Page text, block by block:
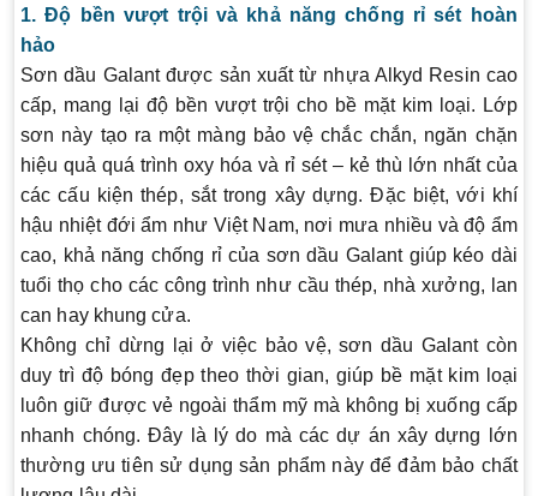
1. Độ bền vượt trội và khả năng chống rỉ sét hoàn
hảo
Sơn dầu Galant được sản xuất từ nhựa Alkyd Resin cao
cấp, mang lại độ bền vượt trội cho bề mặt kim loại. Lớp
sơn này tạo ra một màng bảo vệ chắc chắn, ngăn chặn
hiệu quả quá trình oxy hóa và rỉ sét – kẻ thù lớn nhất của
các cấu kiện thép, sắt trong xây dựng. Đặc biệt, với khí
hậu nhiệt đới ẩm như Việt Nam, nơi mưa nhiều và độ ẩm
cao, khả năng chống rỉ của sơn dầu Galant giúp kéo dài
tuổi thọ cho các công trình như cầu thép, nhà xưởng, lan
can hay khung cửa.
Không chỉ dừng lại ở việc bảo vệ, sơn dầu Galant còn
duy trì độ bóng đẹp theo thời gian, giúp bề mặt kim loại
luôn giữ được vẻ ngoài thẩm mỹ mà không bị xuống cấp
nhanh chóng. Đây là lý do mà các dự án xây dựng lớn
thường ưu tiên sử dụng sản phẩm này để đảm bảo chất